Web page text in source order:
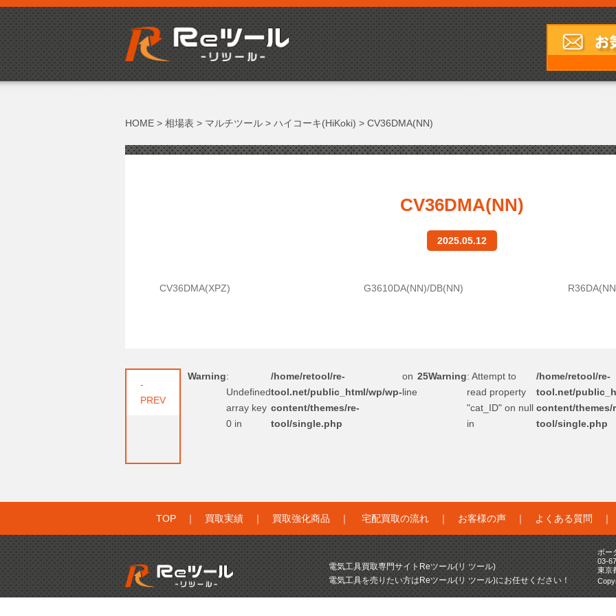
HOME > 相場表 > マルチツール > ハイコーキ(HiKoki) > CV36DMA(NN)
CV36DMA(NN)
2025.05.12
CV36DMA(XPZ) G3610DA(NN)/DB(NN)
-
PREV
Warning:
Undefined
array key
0 in
/home/retool/re-
tool.net/public_html/wp/wp-
content/themes/re-
tool/single.php
on
line
25Warning: Attempt to
read property
"cat_ID" on null
in
/home/retool/re-
tool.net/
content/themes/
tool/single.php
TOP｜ 買取実績｜ 買取強化商品 ｜ 宅配買取の流れ｜ お客様の声｜ よくある質問
電気工具買取専門サイトReツール(リ ツール)
電気工具を売りたい方はReツール(リ ツール)にお任せください！
ボー
03-
東京